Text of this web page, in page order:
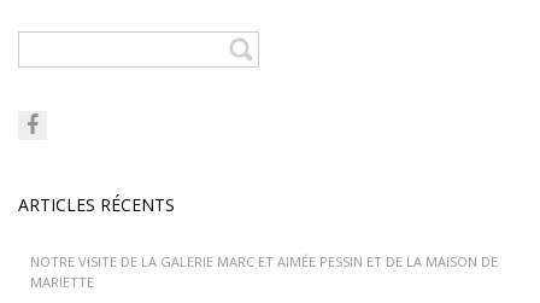
ARTICLES RÉCENTS
NOTRE VISITE DE LA GALERIE MARC ET AIMÉE PESSIN ET DE LA MAISON DE
MARIETTE